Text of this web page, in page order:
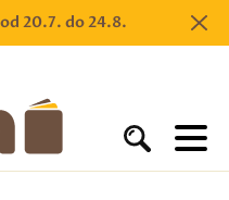
20.7. do 24.8.